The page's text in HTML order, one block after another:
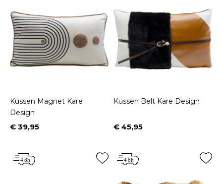
Kussen Magnet Kare
Design
Prijs
€ 39,95
Kussen Belt Kare Design
Prijs
€ 45,95